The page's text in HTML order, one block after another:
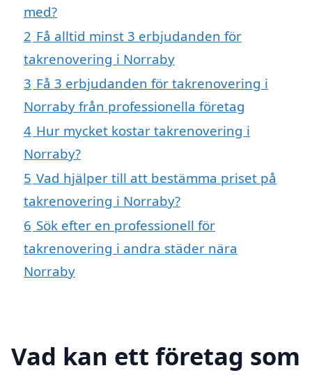
med?
2 Få alltid minst 3 erbjudanden för
takrenovering i Norraby
3 Få 3 erbjudanden för takrenovering i
Norraby från professionella företag
4 Hur mycket kostar takrenovering i
Norraby?
5 Vad hjälper till att bestämma priset på
takrenovering i Norraby?
6 Sök efter en professionell för
takrenovering i andra städer nära
Norraby
Vad kan ett företag som